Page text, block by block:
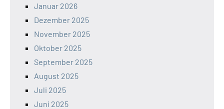
Januar 2026
Dezember 2025
November 2025
Oktober 2025
September 2025
August 2025
Juli 2025
Juni 2025